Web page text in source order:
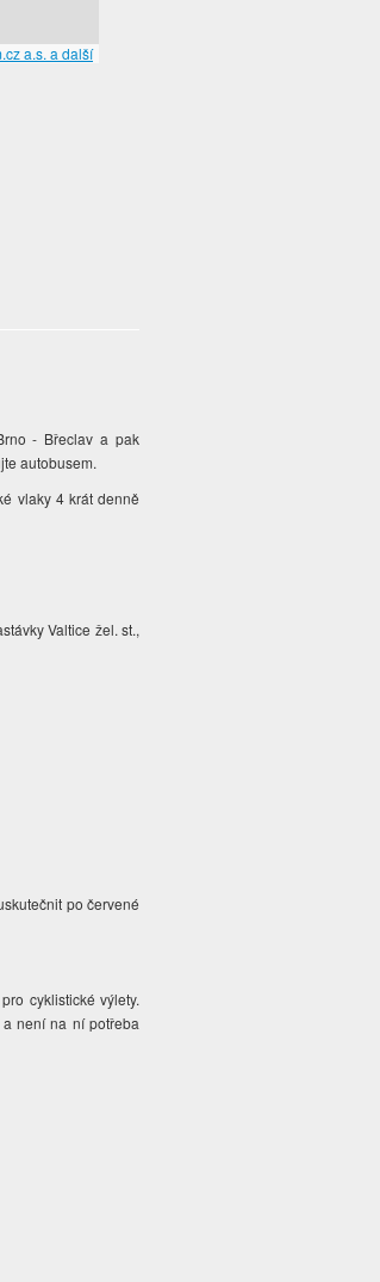
a.s. a další
- Břeclav a pak
autobusem.
vlaky 4 krát denně
Valtice žel. st.,
po červené
cyklistické výlety.
není na ní potřeba